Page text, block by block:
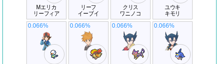
Mエリカ
リーフィア
リーフ
イーブイ
クリス
ワニノコ
ユウキ
キモリ
0.066% 0.066% 0.066% 0.066%